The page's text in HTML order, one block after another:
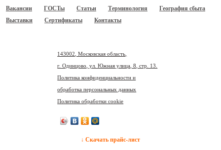
Вакансии ГОСТы Статьи Терминология
География сбыта
Выставки
Сертификаты Контакты
143002, Московская область,
г. Одинцово, ул. Южная улица, 8, стр. 13.
Политика конфиденциальности и
обработка персональных данных
Политика обработки cookie
↓ Скачать прайс-лист